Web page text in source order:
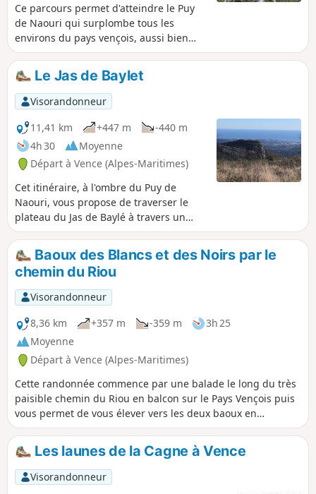
Ce parcours permet d'atteindre le Puy
de Naouri qui surplombe tous les
environs du pays vençois, aussi bien
côté mer que côté montagne. Cette
randonnée, au départ de Vence, me
semble plus intéressante et agréable
que depuis Tourrettes-sur-Loup, même
si elle est plus longue, car elle
n'emprunte pas de route goudronnée.
Le Jas de Baylet
Visorandonneur
11,41 km
+447 m
-440 m
4h 30
Moyenne
Départ à Vence (Alpes-Maritimes)
Cet itinéraire, à l'ombre du Puy de
Naouri, vous propose de traverser le
plateau du Jas de Baylé à travers un
paysage aride composé de roches
calcaires à l’origine de l’aridité de ces
lieux. De superbes panoramas tant sur
le littoral, le massif de l'Estérel mais
aussi sur les Baous et le massif alpin.
Baoux des Blancs et des Noirs par le
chemin du Riou
Visorandonneur
8,36 km
+357 m -359 m
3h 25
Moyenne
Départ à Vence (Alpes-Maritimes)
Cette randonnée commence par une balade le long du très
paisible chemin du Riou en balcon sur le Pays Vençois puis
vous permet de vous élever vers les deux baoux en
embrassant un large panorama de Nice à Théoule et peut
être d'apercevoir la Corse !
Les launes de la Cagne à Vence
Visorandonneur